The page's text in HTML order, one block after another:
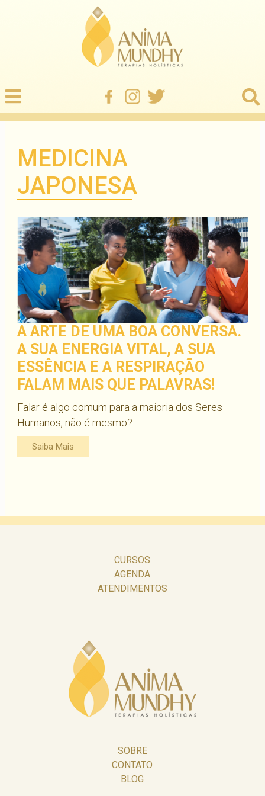
MEDICINA
JAPONESA
A ARTE DE UMA BOA CONVERSA.
A SUA ENERGIA VITAL, A SUA
ESSÊNCIA E A RESPIRAÇÃO
FALAM MAIS QUE PALAVRAS!
Falar é algo comum para a maioria dos Seres
Humanos, não é mesmo?
Saiba Mais
CURSOS
AGENDA
ATENDIMENTOS
SOBRE
CONTATO
BLOG